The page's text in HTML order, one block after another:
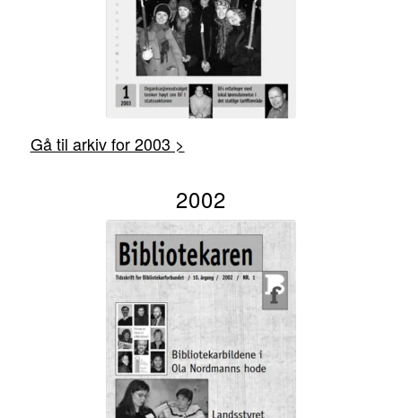
Gå til arkiv for 2003 >
2002